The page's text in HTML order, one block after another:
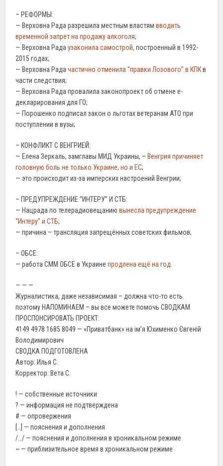
– РЕФОРМЫ:
— Верховна Рада разрешила местным властямвводить
временной запрет на продажу алкоголя;
— Верховна Радаузаконила самострой, построенный в 1992-
2015 годах;
— Верховна Радачастично отменила “правки Лозового” в КПКв
части следствия;
— Верховна Рада провалила законопроект об отмене е-
декларирования для ГО;
— Порошенко подписал закон о льготах ветеранам АТО при
поступлении в вузы;
– КОНФЛИКТ С ВЕНГРИЕЙ:
— Елена Зеркаль, замглавы МИД Украины, – Венгрия причиняет
головную боль не только Украине, но и ЕС;
— это происходит из-за имперских настроений Венгрии;
– ПРЕДУПРЕЖДЕНИЕ “ИНТЕРУ” И СТБ:
— Нацрада по телерадиовещаниювынесла предупреждение
“Интеру” и СТБ;
— причина – трансляция запрещённых советских фильмов;
– ОБСЕ:
— работа СММ ОБСЕ в Украинепродлена ещё на год.
— — —
Журналистика, даже независимая – должна что-то есть.
поэтому НАПОМИНАЕМ – вы все можете помочь СВОДКАМ.
ПРОСПОНСИРОВАТЬ ПРОЕКТ:
4149 4978 1685 8049 — «Приватбанк» на ім’я Юхименко Євгеній
Володимирович
СВОДКА ПОДГОТОВЛЕНА
Автор: Илья С.
Корректор: Вета С.
! — собственные источники
? — информация не подтверждена
# — опровержения
[…] — пояснения и дополнения
/…/ — пояснения и дополнения в хроникальном режиме
~ — приблизительное время в хроникальном режиме